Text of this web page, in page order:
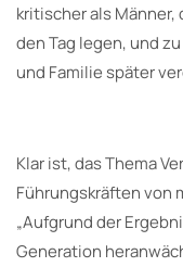
kritischer als
den Tag legen, und
und Familie später
Klar ist, das Thema
Führungskräften von
„Aufgrund der
Generation